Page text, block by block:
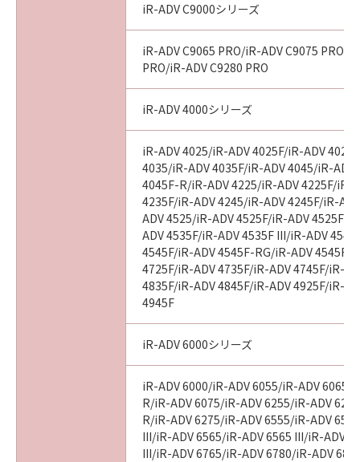
iR-ADV C9000シリーズ
iR-ADV C9065 PRO/iR-ADV C9075 PRO/
PRO/iR-ADV C9280 PRO
iR-ADV 4000シリーズ
iR-ADV 4025/iR-ADV 4025F/iR-ADV
4035/iR-ADV 4035F/iR-ADV 4045/iR-ADV
4045F-R/iR-ADV 4225/iR-ADV 4225F/iR-
4235F/iR-ADV 4245/iR-ADV 4245F/iR-
ADV 4525/iR-ADV 4525F/iR-ADV 4525F
ADV 4535F/iR-ADV 4535F III/iR-ADV
4545F/iR-ADV 4545F-RG/iR-ADV 4545F
4725F/iR-ADV 4735F/iR-ADV 4745F/iR-
4835F/iR-ADV 4845F/iR-ADV 4925F/iR-
4945F
iR-ADV 6000シリーズ
iR-ADV 6000/iR-ADV 6055/iR-ADV 6065/
R/iR-ADV 6075/iR-ADV 6255/iR-ADV
R/iR-ADV 6275/iR-ADV 6555/iR-ADV
III/iR-ADV 6565/iR-ADV 6565 III/iR-ADV
III/iR-ADV 6765/iR-ADV 6780/iR-ADV